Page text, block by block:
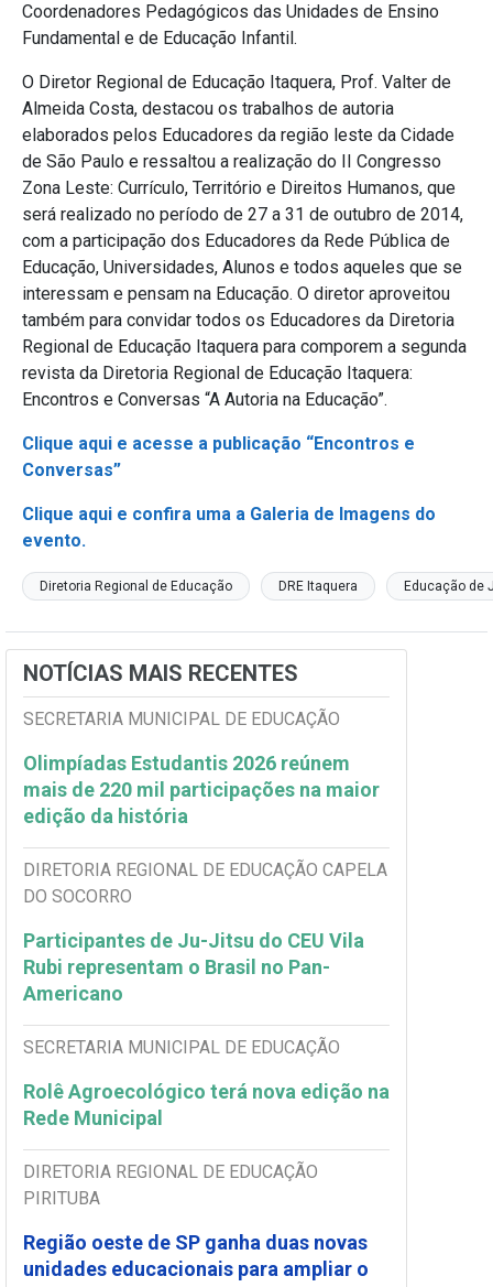
Coordenadores Pedagógicos das Unidades de Ensino
Fundamental e de Educação Infantil.
O Diretor Regional de Educação Itaquera, Prof. Valter de
Almeida Costa, destacou os trabalhos de autoria
elaborados pelos Educadores da região leste da Cidade
de São Paulo e ressaltou a realização do II Congresso
Zona Leste: Currículo, Território e Direitos Humanos, que
será realizado no período de 27 a 31 de outubro de 2014,
com a participação dos Educadores da Rede Pública de
Educação, Universidades, Alunos e todos aqueles que se
interessam e pensam na Educação. O diretor aproveitou
também para convidar todos os Educadores da Diretoria
Regional de Educação Itaquera para comporem a segunda
revista da Diretoria Regional de Educação Itaquera:
Encontros e Conversas “A Autoria na Educação”.
Clique aqui e acesse a publicação “Encontros e
Conversas”
Clique aqui e confira uma a Galeria de Imagens do
evento.
Diretoria Regional de Educação DRE Itaquera Educação de
NOTÍCIAS MAIS RECENTES
SECRETARIA MUNICIPAL DE EDUCAÇÃO
Olimpíadas Estudantis 2026 reúnem
mais de 220 mil participações na maior
edição da história
DIRETORIA REGIONAL DE EDUCAÇÃO CAPELA
DO SOCORRO
Participantes de Ju-Jitsu do CEU Vila
Rubi representam o Brasil no Pan-
Americano
SECRETARIA MUNICIPAL DE EDUCAÇÃO
Rolê Agroecológico terá nova edição na
Rede Municipal
DIRETORIA REGIONAL DE EDUCAÇÃO
PIRITUBA
Região oeste de SP ganha duas novas
unidades educacionais para ampliar o